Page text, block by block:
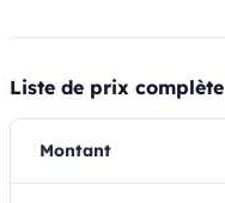
Liste de prix complète
Montant